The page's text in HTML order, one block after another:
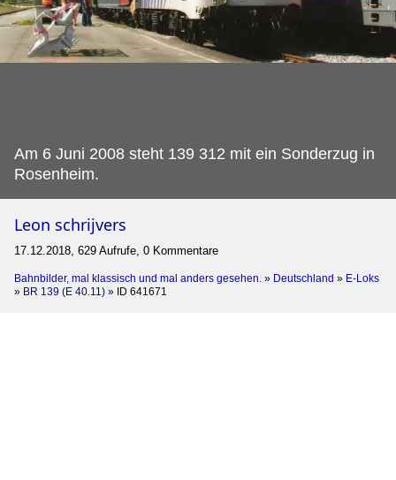
Am 6 Juni 2008 steht 139 312 mit ein Sonderzug in
Rosenheim.
Leon schrijvers
17.12.2018, 629 Aufrufe, 0 Kommentare
Bahnbilder, mal klassisch und mal anders gesehen. » Deutschland » E-Loks
» BR 139 (E 40.11) » ID 641671